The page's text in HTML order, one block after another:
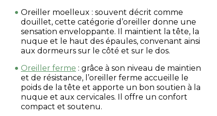
Oreiller moelleux : souvent décrit comme
douillet, cette catégorie d’oreiller donne une
sensation enveloppante. Il maintient la tête, la
nuque et le haut des épaules, convenant ainsi
aux dormeurs sur le côté et sur le dos.
Oreiller ferme : grâce à son niveau de maintien
et de résistance, l’oreiller ferme accueille le
poids de la tête et apporte un bon soutien à la
nuque et aux cervicales. Il offre un confort
compact et soutenu.